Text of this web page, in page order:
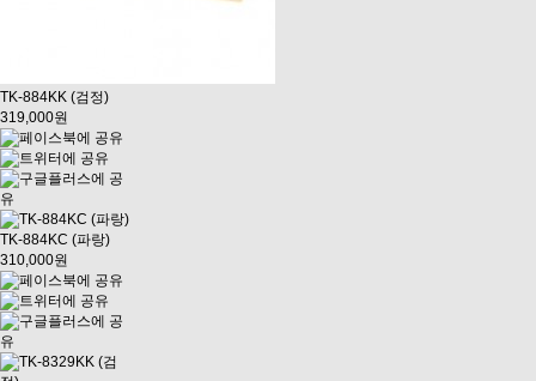
TK-884KK (검정)
319,000원
TK-884KC (파랑)
310,000원